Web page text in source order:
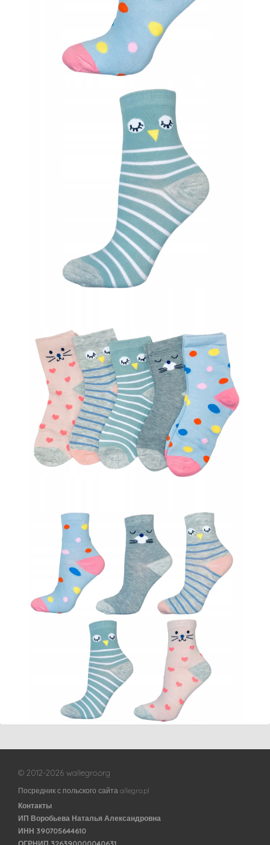
© 2012-2026 wallegro.org
Посредник с польского сайта allegro.pl
Контакты
ИП Воробьева Наталья Александровна
ИНН 390705644610